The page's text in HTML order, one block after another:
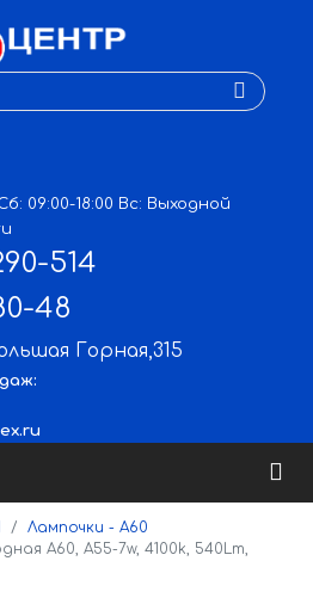
09:00-18:00 Вс: Выходной
514
48
Горная,315
Лампочки - A60
A60, A55-7w, 4100k, 540Lm,